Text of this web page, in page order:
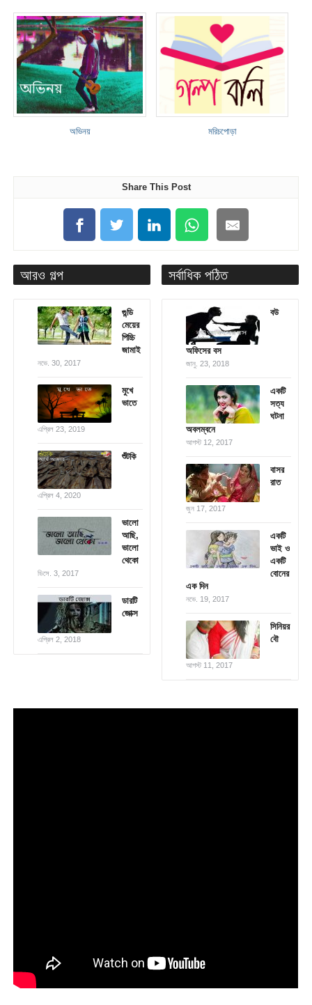
অভিনয় মরিচপোড়া
Share This Post
আরও গল্প
গুন্ডি
মেয়ের
পিচ্চি
জামাই
নভে. 30, 2017
মুখে
ভাতে
এপ্রিল 23, 2019
শুঁটকি
এপ্রিল 4, 2020
ভালো
আছি,
ভালো
থেকো
ডিসে. 3, 2017
ডারটি
জোক্স
এপ্রিল 2, 2018
সর্বাধিক পঠিত
বউ
অফিসের বস
জানু. 23, 2018
একটি
সত্য
ঘটনা
অবলম্বনে
আগস্ট 12, 2017
বাসর
রাত
জুন 17, 2017
একটি
ভাই ও
একটি
বোনের
এক দিন
নভে. 19, 2017
সিনিয়র
বৌ
আগস্ট 11, 2017